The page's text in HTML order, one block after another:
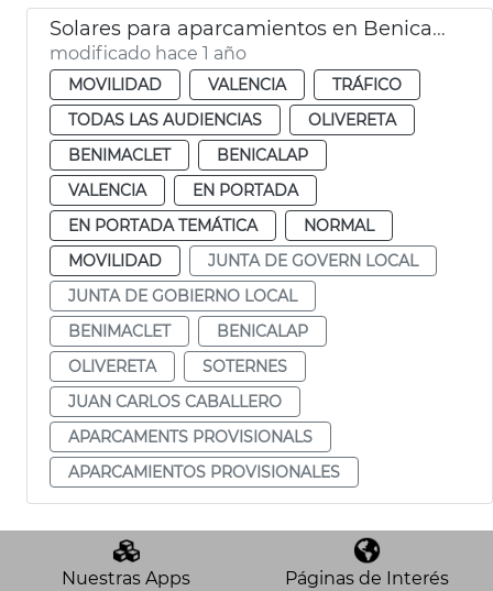
Solares para aparcamientos en Benicalap, Benimàmet, Soternes
modificado hace 1 año
MOVILIDAD VALENCIA
TRÁFICO
TODAS LAS AUDIENCIAS
OLIVERETA
BENIMACLET
BENICALAP
VALENCIA
EN PORTADA
EN PORTADA TEMÁTICA
NORMAL
MOVILIDAD
JUNTA DE GOVERN LOCAL
JUNTA DE GOBIERNO LOCAL
BENIMACLET
BENICALAP
OLIVERETA
SOTERNES
JUAN CARLOS CABALLERO
APARCAMENTS PROVISIONALS
APARCAMIENTOS PROVISIONALES
Nuestras Apps Páginas de Interés